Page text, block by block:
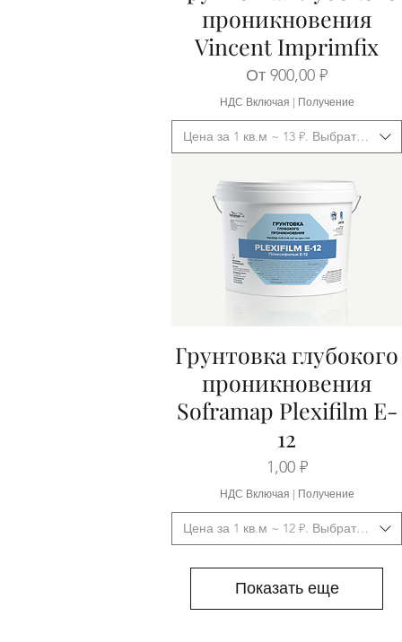
проникновения
Vincent Imprimfix
От900,00 ₽
Цена со скидкой
НДС Включая | Получение
Цена за 1 кв.м ~ 13 ₽. Выбрать
Быстрый просмотр
Грунтовка глубокого
проникновения
Soframap Plexifilm E-
12
Цена
1,00 ₽
НДС Включая | Получение
Цена за 1 кв.м ~ 12 ₽. Выбрать
Показать еще